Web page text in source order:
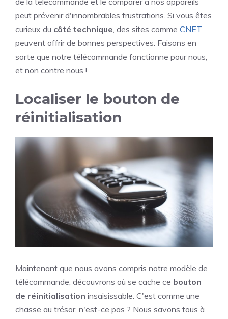
peut prévenir d'innombrables frustrations. Si vous êtes
curieux du côté technique , des sites comme CNET
peuvent offrir de bonnes perspectives. Faisons en
sorte que notre télécommande fonctionne pour nous,
et non contre nous !
Localiser le bouton de
réinitialisation
Maintenant que nous avons compris notre modèle de
télécommande, découvrons où se cache ce bouton
de réinitialisation insaisissable. C'est comme une
chasse au trésor, n'est-ce pas ? Nous savons tous à